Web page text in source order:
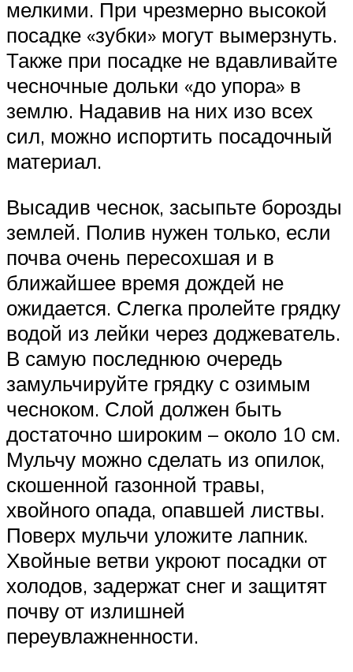
мелкими. При чрезмерно высокой
посадке «зубки» могут вымерзнуть.
Также при посадке не вдавливайте
чесночные дольки «до упора» в
землю. Надавив на них изо всех
сил, можно испортить посадочный
материал.
Высадив чеснок, засыпьте борозды
землей. Полив нужен только, если
почва очень пересохшая и в
ближайшее время дождей не
ожидается. Слегка пролейте грядку
водой из лейки через доджеватель.
В самую последнюю очередь
замульчируйте грядку с озимым
чесноком. Слой должен быть
достаточно широким – около 10 см.
Мульчу можно сделать из опилок,
скошенной газонной травы,
хвойного опада, опавшей листвы.
Поверх мульчи уложите лапник.
Хвойные ветви укроют посадки от
холодов, задержат снег и защитят
почву от излишней
переувлажненности.